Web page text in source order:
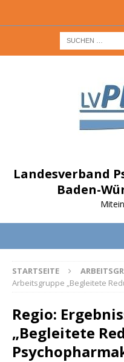
Landesverband
Baden-
STARTSEITE
Arbeitsgruppe „Begleitete
Regio:
„Begleitete